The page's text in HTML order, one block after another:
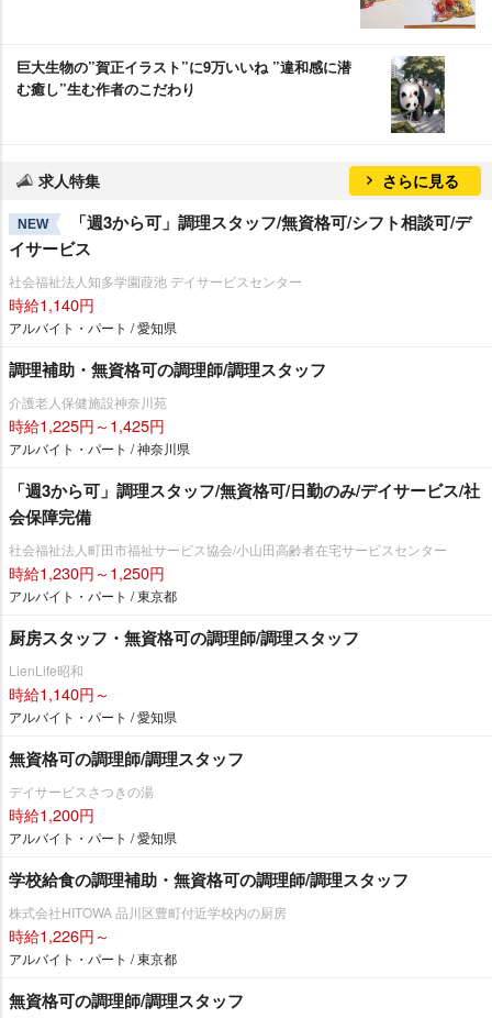
巨大生物の”賀正イラスト”に9万いいね ”違和感に潜
む癒し”生む作者のこだわり
求人特集 さらに見る
NEW
「週3から可」調理スタッフ/無資格可/シフト相談可/デ
イサービス
社会福祉法人知多学園葭池 デイサービスセンター
時給1,140円
アルバイト・パート / 愛知県
調理補助・無資格可の調理師/調理スタッフ
介護老人保健施設神奈川苑
時給1,225円～1,425円
アルバイト・パート / 神奈川県
「週3から可」調理スタッフ/無資格可/日勤のみ/デイサービス/社
会保障完備
社会福祉法人町田市福祉サービス協会/小山田高齢者在宅サービスセンター
時給1,230円～1,250円
アルバイト・パート / 東京都
厨房スタッフ・無資格可の調理師/調理スタッフ
LienLife昭和
時給1,140円～
アルバイト・パート / 愛知県
無資格可の調理師/調理スタッフ
デイサービスさつきの湯
時給1,200円
アルバイト・パート / 愛知県
学校給食の調理補助・無資格可の調理師/調理スタッフ
株式会社HITOWA 品川区豊町付近学校内の厨房
時給1,226円～
アルバイト・パート / 東京都
無資格可の調理師/調理スタッフ